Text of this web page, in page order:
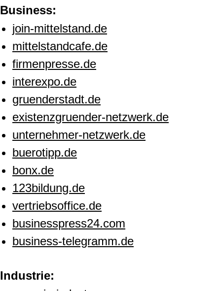
Business:
join-mittelstand.de
mittelstandcafe.de
firmenpresse.de
interexpo.de
gruenderstadt.de
existenzgruender-netzwerk.de
unternehmer-netzwerk.de
buerotipp.de
bonx.de
123bildung.de
vertriebsoffice.de
businesspress24.com
business-telegramm.de
Industrie: